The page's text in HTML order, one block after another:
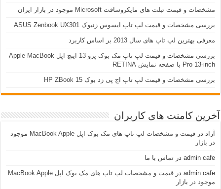
مشخصات و قیمت تبلت های مایکروسافت Microsoft موجود در بازار ایران
بررسی مشخصات و قیمت لپ تاپ ایسوس زنبوک ASUS Zenbook UX301
معرفی بهترین لپ تاپ های سال 2013 بر اساس کاربرد
بررسی مشخصات و فیمت لپ تاپ مک بوک پرو 13-اینچ اپل Apple MacBook
Pro 13-inch با صفحه نمایش RETINA
بررسی مشخصات و قیمت لپ تاپ اچ پی زد بوک 15 HP ZBook
آخرین کامنت های کاربران
آراد در
قیمت و مشخصات لپ تاپ های مک بوک اپل MacBook Apple موجود
در بازار
admin cafe درتماس با ما
admin cafe در
قیمت و مشخصات لپ تاپ های مک بوک اپل MacBook Apple
موجود در بازار